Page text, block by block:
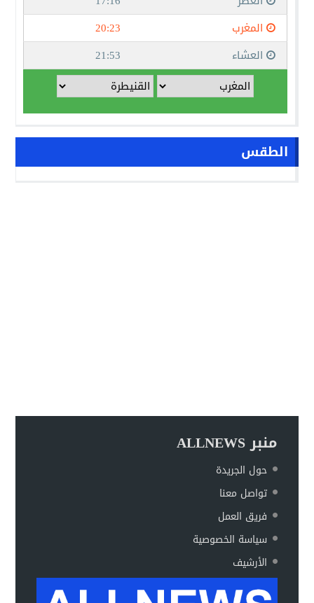
الطقس
منبر ALLNEWS
حول الجريدة
تواصل معنا
فريق العمل
سياسة الخصوصية
الأرشيف